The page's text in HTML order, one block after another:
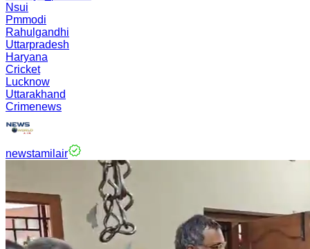
Nsui
Pmmodi
Rahulgandhi
Uttarpradesh
Haryana
Cricket
Lucknow
Uttarakhand
Crimenews
newstamilair